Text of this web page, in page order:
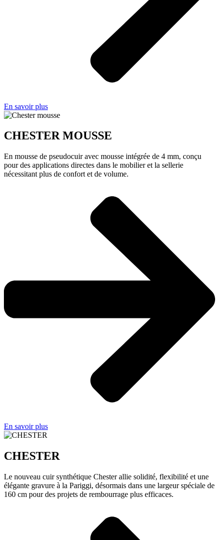
En savoir plus
CHESTER MOUSSE
En mousse de pseudocuir avec mousse intégrée de 4 mm, conçu
pour des applications directes dans le mobilier et la sellerie
nécessitant plus de confort et de volume.
En savoir plus
CHESTER
Le nouveau cuir synthétique Chester allie solidité, flexibilité et une
élégante gravure à la Pariggi, désormais dans une largeur spéciale de
160 cm pour des projets de rembourrage plus efficaces.